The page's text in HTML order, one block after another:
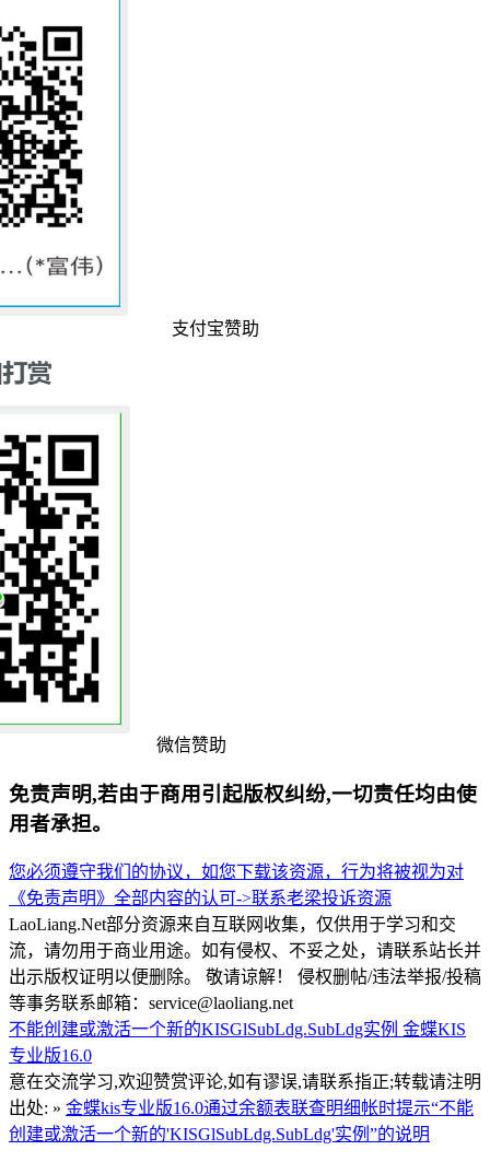
支付宝赞助
微信赞助
免责声明,若由于商用引起版权纠纷,一切责任均由使
用者承担。
您必须遵守我们的协议，如您下载该资源，行为将被视为对
《免责声明》全部内容的认可->联系老梁投诉资源
LaoLiang.Net部分资源来自互联网收集，仅供用于学习和交
流，请勿用于商业用途。如有侵权、不妥之处，请联系站长并
出示版权证明以便删除。 敬请谅解！ 侵权删帖/违法举报/投稿
等事务联系邮箱：service@laoliang.net
不能创建或激活一个新的KISGlSubLdg.SubLdg实例 金蝶KIS
专业版16.0
意在交流学习,欢迎赞赏评论,如有谬误,请联系指正;转载请注明
出处: » 金蝶kis专业版16.0通过余额表联查明细帐时提示“不能
创建或激活一个新的'KISGlSubLdg.SubLdg'实例”的说明